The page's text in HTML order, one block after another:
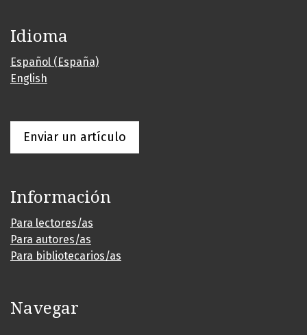
Idioma
Español (España)
English
Enviar un artículo
Información
Para lectores/as
Para autores/as
Para bibliotecarios/as
Navegar